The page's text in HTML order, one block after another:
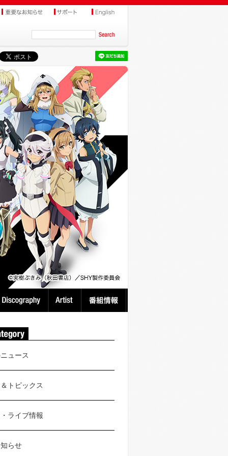
ュース
トピックス
ライブ情報
らせ